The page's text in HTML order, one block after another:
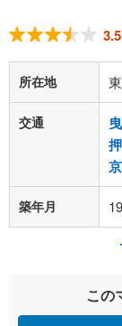
3.5
所在地
交通
築年月
この